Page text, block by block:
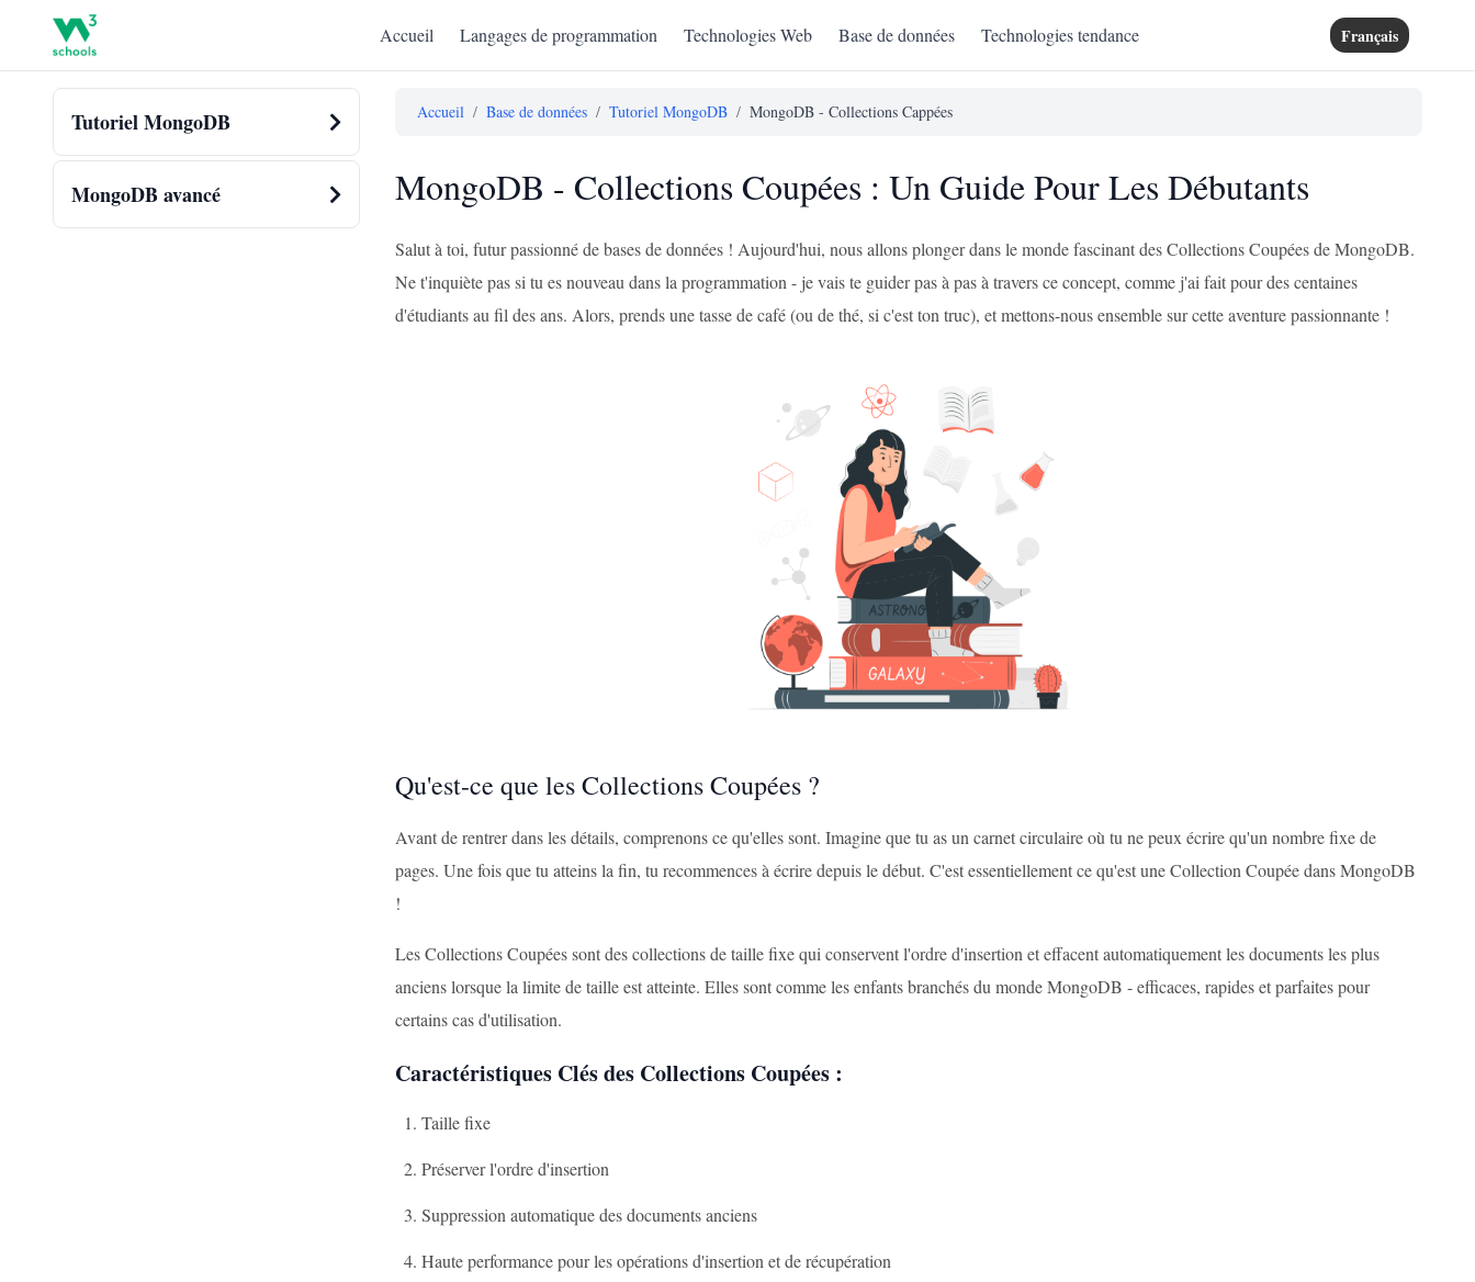
Accueil Langages de programmation Technologies Web Base de données Technologies tendance Français
Tutoriel MongoDB
MongoDB avancé
Accueil / Base de données / Tutoriel MongoDB / MongoDB - Collections Cappées
MongoDB - Collections Coupées : Un Guide Pour Les Débutants
Salut à toi, futur passionné de bases de données ! Aujourd'hui, nous allons plonger dans le monde fascinant des Collections Coupées de MongoDB.
Ne t'inquiète pas si tu es nouveau dans la programmation - je vais te guider pas à pas à travers ce concept, comme j'ai fait pour des centaines
d'étudiants au fil des ans. Alors, prends une tasse de café (ou de thé, si c'est ton truc), et mettons-nous ensemble sur cette aventure passionnante !
Qu'est-ce que les Collections Coupées ?
Avant de rentrer dans les détails, comprenons ce qu'elles sont. Imagine que tu as un carnet circulaire où tu ne peux écrire qu'un nombre fixe de
pages. Une fois que tu atteins la fin, tu recommences à écrire depuis le début. C'est essentiellement ce qu'est une Collection Coupée dans MongoDB
!
Les Collections Coupées sont des collections de taille fixe qui conservent l'ordre d'insertion et effacent automatiquement les documents les plus
anciens lorsque la limite de taille est atteinte. Elles sont comme les enfants branchés du monde MongoDB - efficaces, rapides et parfaites pour
certains cas d'utilisation.
Caractéristiques Clés des Collections Coupées :
Taille fixe
Préserver l'ordre d'insertion
Suppression automatique des documents anciens
Haute performance pour les opérations d'insertion et de récupération